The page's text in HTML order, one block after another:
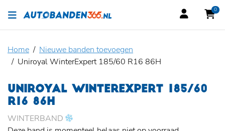
0
Home
Nieuwe banden toevoegen
Uniroyal WinterExpert 185/60 R16 86H
UNIROYAL WINTEREXPERT 185/60
R16 86H
WINTERBAND